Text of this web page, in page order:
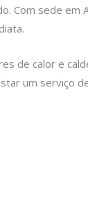
Com sede em
de calor e
um serviço